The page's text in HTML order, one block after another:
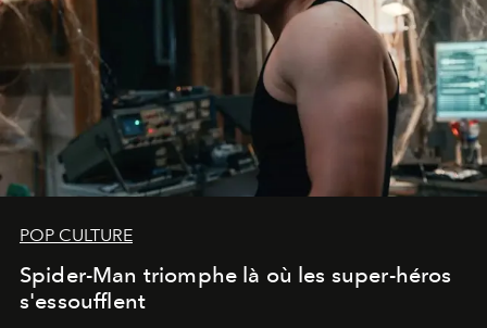
POP CULTURE
Spider-Man triomphe là où les super-héros
s'essoufflent